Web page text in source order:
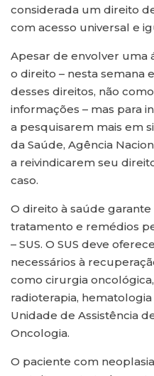
considerada um direito
com acesso universal e
Apesar de envolver uma
o direito – nesta semana
desses direitos, não
informações – mas para
a pesquisarem mais em
da Saúde, Agência
a reivindicarem seu
caso.
O direito à saúde
tratamento e remédios
– SUS. O SUS deve
necessários à
como cirurgia
radioterapia,
Unidade de Assistência
Oncologia.
O paciente com